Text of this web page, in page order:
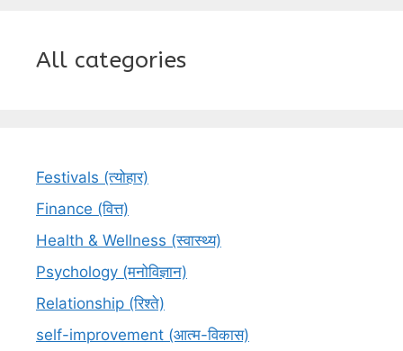
All categories
Festivals (त्योहार)
Finance (वित्त)
Health & Wellness (स्वास्थ्य)
Psychology (मनोविज्ञान)
Relationship (रिश्ते)
self-improvement (आत्म-विकास)